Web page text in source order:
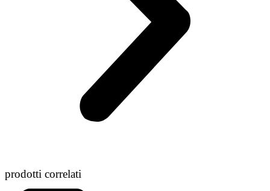
prodotti correlati